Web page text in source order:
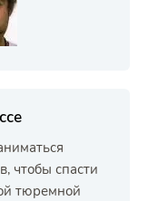
чтобы спасти
тюремной